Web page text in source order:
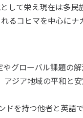
して栄え現在は多
るコヒマを中心にナ
グローバル課題の
アジア地域の平和
ドを持つ他者と英語